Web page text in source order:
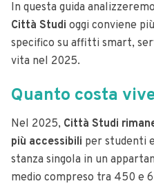
In questa guida
Città Studi oggi conviene
specifico su affitti smart,
vita nel 2025.
Quanto costa
Nel 2025, Città Studi
più accessibili per studenti
stanza singola in un
medio compreso tra 450 e